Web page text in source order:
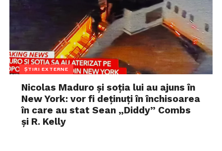
ȘTIRI EXTERNE
Nicolas Maduro și soția lui au ajuns în
New York: vor fi deținuți în închisoarea
în care au stat Sean „Diddy” Combs
și R. Kelly